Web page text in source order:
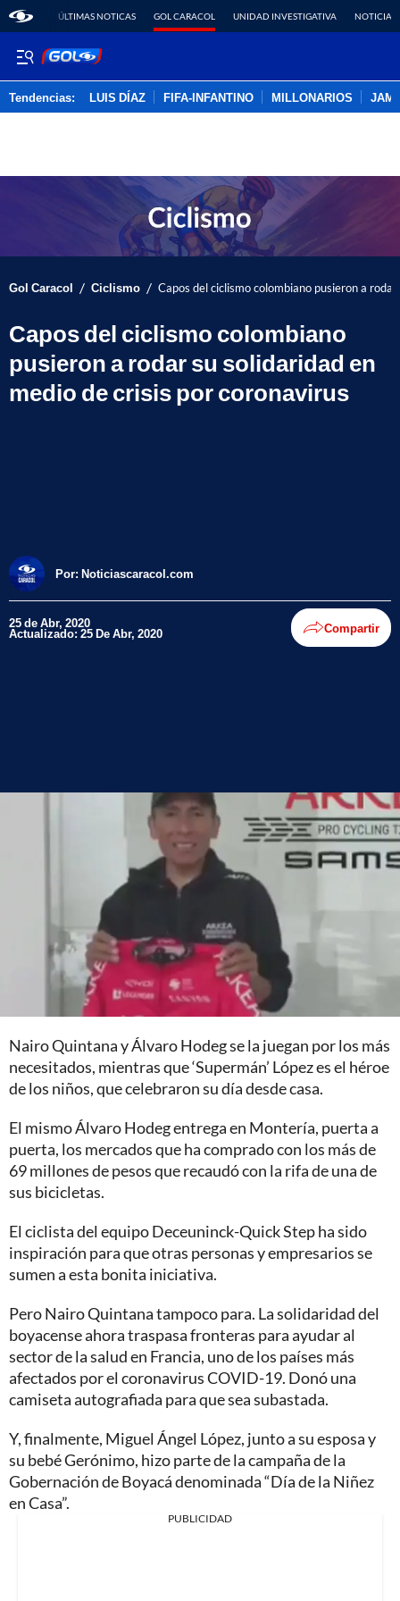
ÚLTIMAS NOTICAS GOL CARACOL UNIDAD INVESTIGATIVA NOTICIAS
Tendencias: LUIS DÍAZ FIFA-INFANTINO MILLONARIOS
Gol Caracol / Ciclismo / Capos del ciclismo colombiano pusieron a
Capos del ciclismo colombiano
pusieron a rodar su solidaridad en
medio de crisis por coronavirus
Por: Noticiascaracol.com
25 de Abr, 2020
Actualizado: 25 De Abr, 2020 Compartir
Nairo Quintana y Álvaro Hodeg se la juegan por los más
necesitados, mientras que ‘Supermán’ López es el héroe
de los niños, que celebraron su día desde casa.
El mismo Álvaro Hodeg entrega en Montería, puerta a
puerta, los mercados que ha comprado con los más de
69 millones de pesos que recaudó con la rifa de una de
sus bicicletas.
El ciclista del equipo Deceuninck-Quick Step ha sido
inspiración para que otras personas y empresarios se
sumen a esta bonita iniciativa.
Pero Nairo Quintana tampoco para. La solidaridad del
boyacense ahora traspasa fronteras para ayudar al
sector de la salud en Francia, uno de los países más
afectados por el coronavirus COVID-19. Donó una
camiseta autografiada para que sea subastada.
Y, finalmente, Miguel Ángel López, junto a su esposa y
su bebé Gerónimo, hizo parte de la campaña de la
Gobernación de Boyacá denominada “Día de la Niñez
en Casa”.
PUBLICIDAD